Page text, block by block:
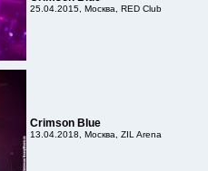
25.04.2015, Москва, RED Club
Crimson Blue
13.04.2018, Москва, ZIL Arena